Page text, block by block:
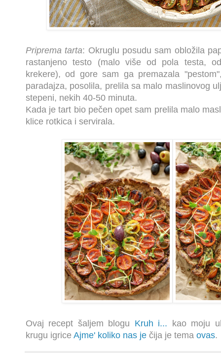
Priprema tarta: Okruglu posudu sam obložila
rastanjeno testo (malo više od pola testa,
krekere), od gore sam ga premazala
paradajza, posolila, prelila sa malo maslinovog
stepeni, nekih 40-50 minuta.
Kada je tart bio pečen opet sam prelila malo
klice rotkica i servirala.
Ovaj recept šaljem blogu Kruh i... kao moju
krugu igrice Ajme' koliko nas je čija je tema ovas.